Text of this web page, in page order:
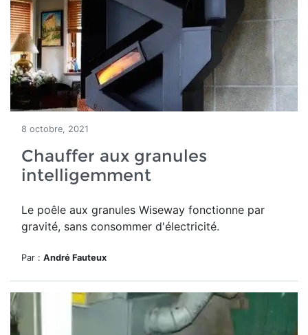
8 octobre, 2021
Chauffer aux granules
intelligemment
Le poêle aux granules Wiseway fonctionne par
gravité, sans consommer d'électricité.
Par : André Fauteux